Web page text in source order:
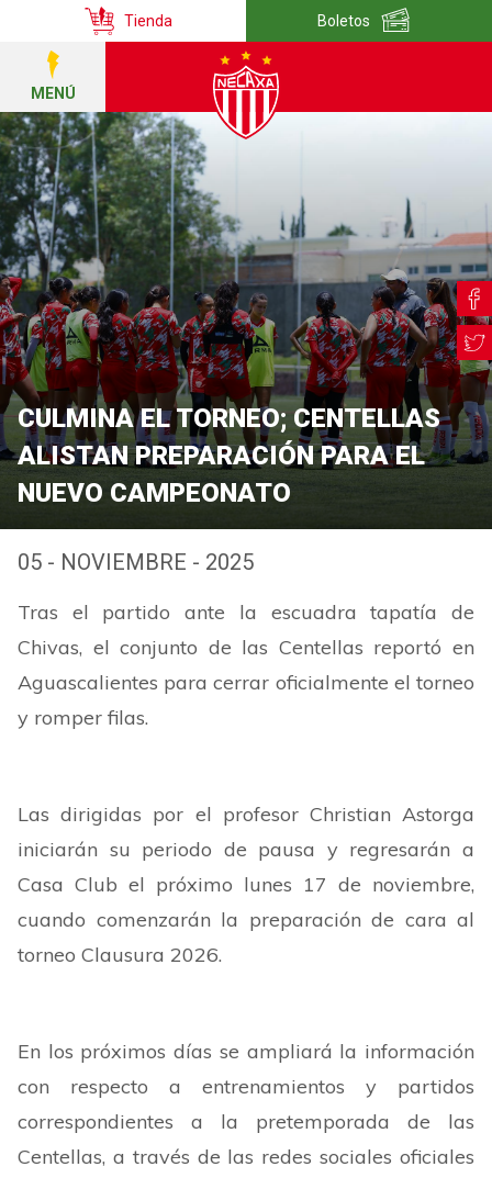
Tienda Boletos
MENÚ
CULMINA EL TORNEO; CENTELLAS
ALISTAN PREPARACIÓN PARA EL
NUEVO CAMPEONATO
05 - NOVIEMBRE - 2025
Tras el partido ante la escuadra tapatía de
Chivas, el conjunto de las Centellas reportó en
Aguascalientes para cerrar oficialmente el torneo
y romper filas.
Las dirigidas por el profesor Christian Astorga
iniciarán su periodo de pausa y regresarán a
Casa Club el próximo lunes 17 de noviembre,
cuando comenzarán la preparación de cara al
torneo Clausura 2026.
En los próximos días se ampliará la información
con respecto a entrenamientos y partidos
correspondientes a la pretemporada de las
Centellas, a través de las redes sociales oficiales